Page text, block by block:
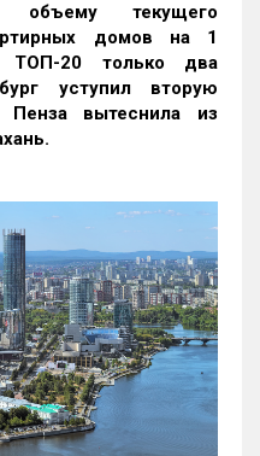
текущего
домов на 1
ТОП-20 только два
уступил вторую
Пенза вытеснила из